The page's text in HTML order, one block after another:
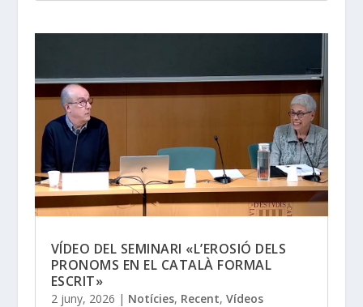
VÍDEO DEL SEMINARI «L’EROSIÓ DELS
PRONOMS EN EL CATALÀ FORMAL
ESCRIT»
2 juny, 2026 | Notícies, Recent, Vídeos